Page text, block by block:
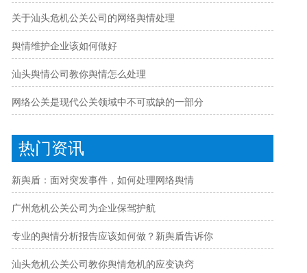
关于汕头危机公关公司的网络舆情处理
舆情维护企业该如何做好
汕头舆情公司教你舆情怎么处理
网络公关是现代公关领域中不可或缺的一部分
热门资讯
新舆盾：面对突发事件，如何处理网络舆情
广州危机公关公司为企业保驾护航
专业的舆情分析报告应该如何做？新舆盾告诉你
汕头危机公关公司教你舆情危机的应变诀窍